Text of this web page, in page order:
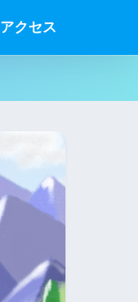
アクセス